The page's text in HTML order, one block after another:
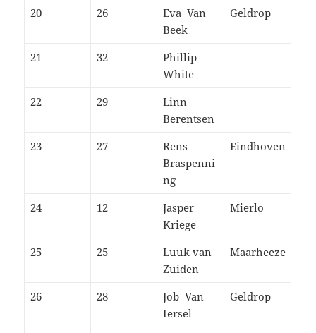
20 26
Eva Van
Beek
Geldrop
21 32
Phillip
White
22
29
Linn
Berentsen
23
27
Rens
Braspenni
ng
Eindhoven
24 12
Jasper
Kriege
Mierlo
25 25
Luuk van
Zuiden
Maarheeze
26 28
Job Van
Iersel
Geldrop